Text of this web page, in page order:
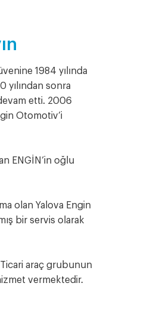
1984 yılında
yılından sonra
etti. 2006
Otomotiv’i
ENGİN’in oğlu
olan Yalova Engin
bir servis olarak
Ticari araç grubunun
vermektedir.